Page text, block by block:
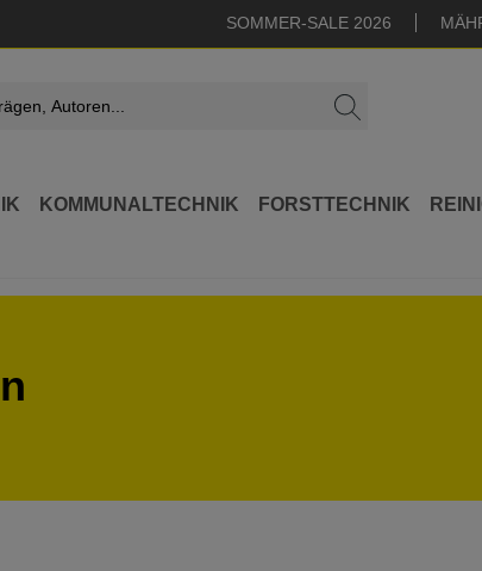
SOMMER-SALE 2026
KOMMUNALTECHNIK FORSTTECHNIK